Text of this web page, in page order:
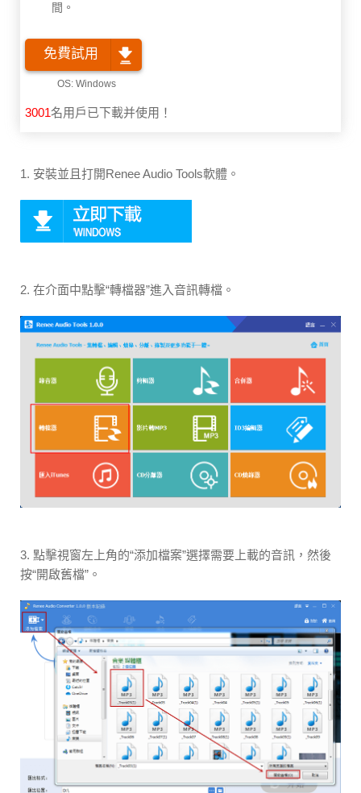
間。
免費試用
3001名用戶已下載并使用！
1. 安裝並且打開Renee Audio Tools軟體。
2. 在介面中點擊“轉檔器”進入音訊轉檔。
3. 點擊視窗左上角的“添加檔案”選擇需要上載的音訊，然後
按“開啟舊檔”。